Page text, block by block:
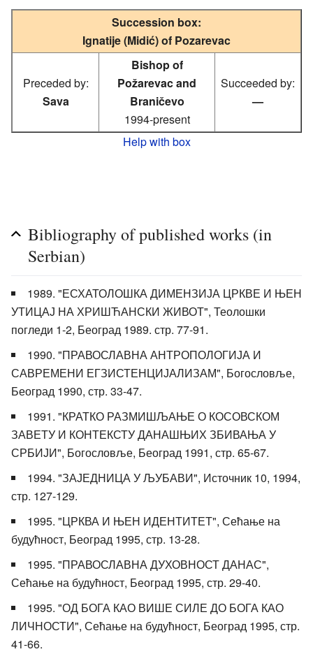
Succession box:
Ignatije (Midić) of Pozarevac
Preceded by:
Sava
Bishop of
Požarevac and
Braničevo
1994-present
Succeeded by:
—
Help with box
Bibliography of published works (in
Serbian)
1989. "ЕСХАТОЛОШКА ДИМЕНЗИЈА ЦРКВЕ И ЊЕН
УТИЦАЈ НА ХРИШЋАНСКИ ЖИВОТ", Теолошки
погледи 1-2, Београд 1989. стр. 77-91.
1990. "ПРАВОСЛАВНА АНТРОПОЛОГИЈА И
САВРЕМЕНИ ЕГЗИСТЕНЦИЈАЛИЗАМ", Богословље,
Београд 1990, стр. 33-47.
1991. "КРАТКО РАЗМИШЉАЊЕ О КОСОВСКОМ
ЗАВЕТУ И КОНТЕКСТУ ДАНАШЊИХ ЗБИВАЊА У
СРБИЈИ", Богословље, Београд 1991, стр. 65-67.
1994. "ЗАЈЕДНИЦА У ЉУБАВИ", Источник 10, 1994,
стр. 127-129.
1995. "ЦРКВА И ЊЕН ИДЕНТИТЕТ", Сећање на
будућност, Београд 1995, стр. 13-28.
1995. "ПРАВОСЛАВНА ДУХОВНОСТ ДАНАС",
Сећање на будућност, Београд 1995, стр. 29-40.
1995. "ОД БОГА КАО ВИШЕ СИЛЕ ДО БОГА КАО
ЛИЧНОСТИ", Сећање на будућност, Београд 1995, стр.
41-66.